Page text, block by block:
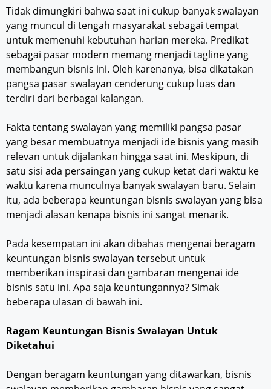
Tidak dimungkiri bahwa saat ini cukup banyak swalayan
yang muncul di tengah masyarakat sebagai tempat
untuk memenuhi kebutuhan harian mereka. Predikat
sebagai pasar modern memang menjadi tagline yang
membangun bisnis ini. Oleh karenanya, bisa dikatakan
pangsa pasar swalayan cenderung cukup luas dan
terdiri dari berbagai kalangan.
Fakta tentang swalayan yang memiliki pangsa pasar
yang besar membuatnya menjadi ide bisnis yang masih
relevan untuk dijalankan hingga saat ini. Meskipun, di
satu sisi ada persaingan yang cukup ketat dari waktu ke
waktu karena munculnya banyak swalayan baru. Selain
itu, ada beberapa keuntungan bisnis swalayan yang bisa
menjadi alasan kenapa bisnis ini sangat menarik.
Pada kesempatan ini akan dibahas mengenai beragam
keuntungan bisnis swalayan tersebut untuk
memberikan inspirasi dan gambaran mengenai ide
bisnis satu ini. Apa saja keuntungannya? Simak
beberapa ulasan di bawah ini.
Ragam Keuntungan Bisnis Swalayan Untuk
Diketahui
Dengan beragam keuntungan yang ditawarkan, bisnis